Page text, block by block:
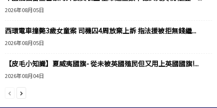
2026年08月05日
西環電車撞斃3歲女童案 司機囚4周放棄上訴 指法援被拒無錢繼...
2026年08月05日
【皮毛小知識】夏威夷國旗- 從未被英國殖民但又用上英國國旗!...
2026年08月04日